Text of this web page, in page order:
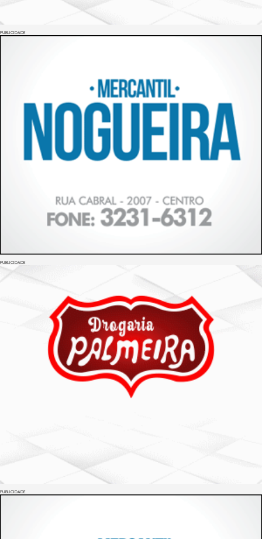
PUBLICIDADE
PUBLICIDADE
PUBLICIDADE